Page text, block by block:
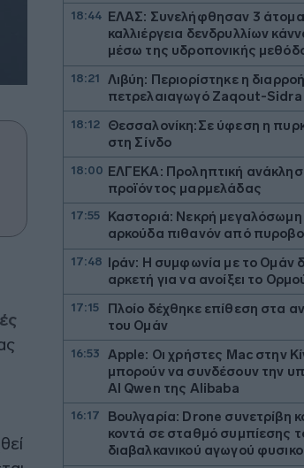
18:44 ΕΛΑΣ: Συνελήφθησαν 3 άτομα
καλλιέργεια δενδρυλλίων
μέσω της υδροπονικής
18:21
Λιβύη: Περιορίστηκε η
πετρελαιαγωγό Zaqout-Sidra
18:12
Θεσσαλονίκη:Σε ύφεση η
στη Σίνδο
18:00 ΕΛΓΕΚΑ: Προληπτική
προϊόντος μαρμελάδας
17:55
Καστοριά: Νεκρή μεγαλόσωμη
αρκούδα πιθανόν από
17:48 Ιράν: Η συμφωνία με το Ομάν
αρκετή για να ανοίξει το
17:15
Πλοίο δέχθηκε επίθεση στα
του Ομάν
16:53
Apple: Οι χρήστες Mac στην
μπορούν να συνδέσουν την
AI Qwen της Alibaba
16:17
Βουλγαρία: Drone συνετρίβη
κοντά σε σταθμό συμπίεσης
διαβαλκανικού αγωγού